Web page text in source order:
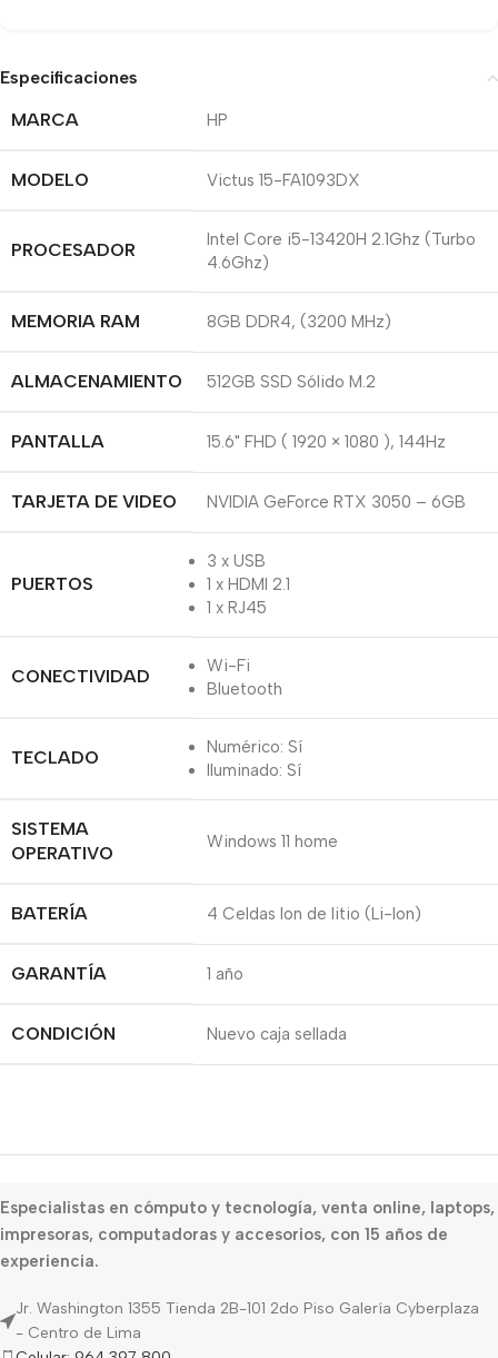
Especificaciones
MARCA
HP
MODELO Victus 15-FA1093DX
PROCESADOR
Intel Core i5-13420H 2.1Ghz (Turbo
4.6Ghz)
MEMORIA RAM 8GB DDR4, (3200 MHz)
ALMACENAMIENTO 512GB SSD Sólido M.2
PANTALLA 15.6" FHD ( 1920 × 1080 ), 144Hz
TARJETA DE VIDEO NVIDIA GeForce RTX 3050 – 6GB
PUERTOS
3 x USB
1 x HDMI 2.1
1 x RJ45
CONECTIVIDAD
Wi-Fi
Bluetooth
TECLADO
Numérico: Sí
Iluminado: Sí
SISTEMA
OPERATIVO
Windows 11 home
BATERÍA 4 Celdas Ion de litio (Li-Ion)
GARANTÍA 1 año
CONDICIÓN Nuevo caja sellada
Especialistas en cómputo y tecnología, venta online, laptops,
impresoras, computadoras y accesorios, con 15 años de
experiencia.
Jr. Washington 1355 Tienda 2B-101 2do Piso Galería Cyberplaza
- Centro de Lima